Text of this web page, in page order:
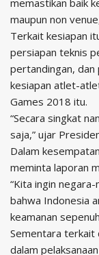
memastikan baik
maupun non
Terkait kesiapan
persiapan teknis
pertandingan,
kesiapan atlet-
Games 2018 itu.
“Secara singkat
saja,” ujar
Dalam
meminta laporan
“Kita ingin
bahwa Indonesia
keamanan
Sementara terkait
dalam